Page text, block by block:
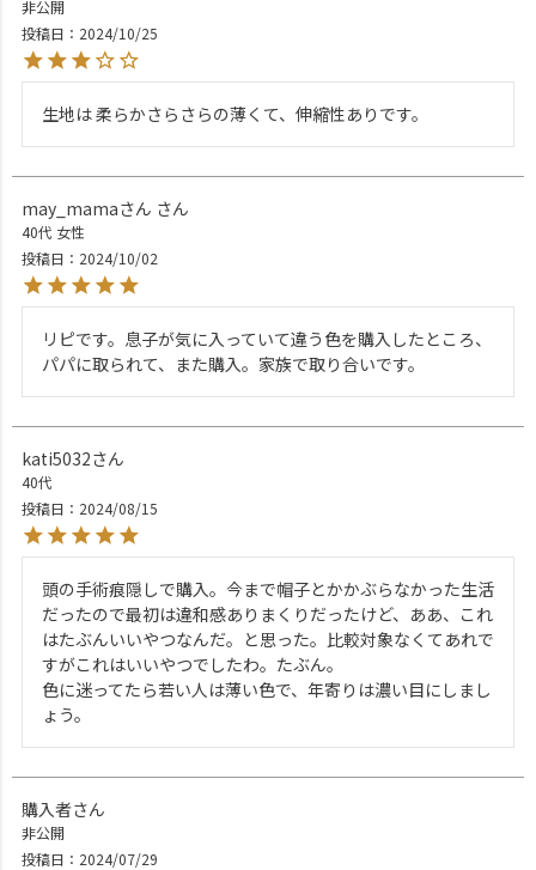
非公開
投稿日
2024/10/25
生地は 柔らかさらさらの薄くて、伸縮性ありです。
may_mamaさん
40代 女性
投稿日
2024/10/02
リピです。息子が気に入っていて違う色を購入したところ、
パパに取られて、また購入。家族で取り合いです。
kati5032
40代
投稿日
2024/08/15
頭の手術痕隠しで購入。今まで帽子とかかぶらなかった生活
だったので最初は違和感ありまくりだったけど、ああ、これ
はたぶんいいやつなんだ。と思った。比較対象なくてあれで
すがこれはいいやつでしたわ。たぶん。
色に迷ってたら若い人は薄い色で、年寄りは濃い目にしまし
ょう。
購入者
非公開
投稿日
2024/07/29